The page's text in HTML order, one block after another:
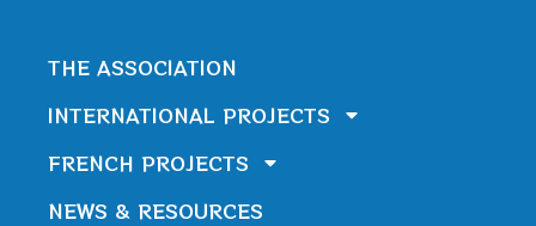
THE ASSOCIATION
INTERNATIONAL PROJECTS
FRENCH PROJECTS
NEWS & RESOURCES